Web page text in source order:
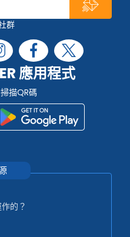
群
應用程式
描QR碼
的？